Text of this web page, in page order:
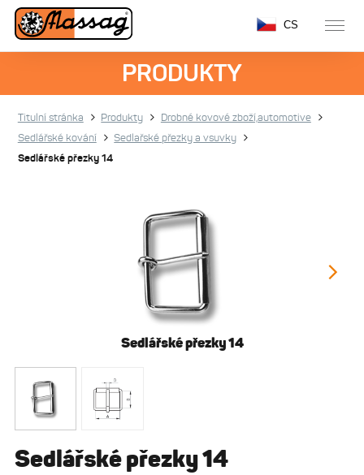
CS
PRODUKTY
Titulní stránka Produkty
Drobné kovové zboží,automotive
Sedlářské kování
Sedlařské přezky a vsuvky
Sedlářské přezky 14
Sedlářské přezky 14
Sedlářské přezky 14